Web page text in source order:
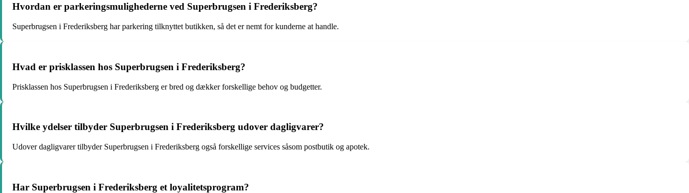
Hvordan er parkeringsmulighederne ved Superbrugsen i Frederiksberg?
Superbrugsen i Frederiksberg har parkering tilknyttet butikken, så det er nemt for kunderne at handle.
Hvad er prisklassen hos Superbrugsen i Frederiksberg?
Prisklassen hos Superbrugsen i Frederiksberg er bred og dækker forskellige behov og budgetter.
Hvilke ydelser tilbyder Superbrugsen i Frederiksberg udover dagligvarer?
Udover dagligvarer tilbyder Superbrugsen i Frederiksberg også forskellige services såsom postbutik og apotek.
Har Superbrugsen i Frederiksberg et loyalitetsprogram?